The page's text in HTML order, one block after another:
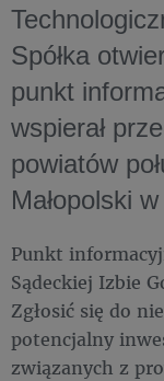
Spółka
punkt
wspierał
powiatów
Małopolski
Punkt
Sądeckiej Izbie
Zgłosić się do
potencjalny
związanych z